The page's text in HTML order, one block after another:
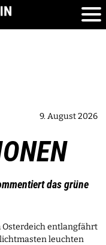
9. August 2026
das grüne
Osterdeich entlangfährt
leuchten